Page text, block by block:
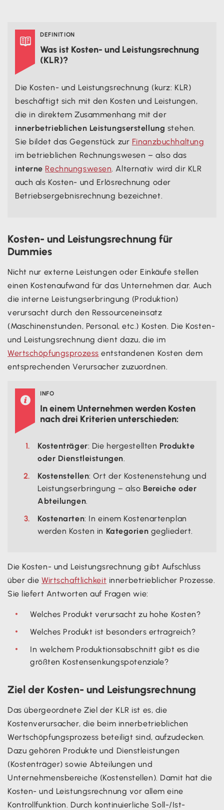
 DEFINITION
Was ist Kosten- und Leistungsrechnung
(KLR)?
Die Kosten- und Leistungsrechnung (kurz: KLR)
beschäftigt sich mit den Kosten und Leistungen,
die in direktem Zusammenhang mit der
innerbetrieblichen Leistungserstellung stehen.
Sie bildet das Gegenstück zur Finanzbuchhaltung
im betrieblichen Rechnungswesen – also das
interne Rechnungswesen. Alternativ wird dir KLR
auch als Kosten- und Erlösrechnung oder
Betriebsergebnisrechnung bezeichnet.
Kosten- und Leistungsrechnung für
Dummies
Nicht nur externe Leistungen oder Einkäufe stellen
einen Kostenaufwand für das Unternehmen dar. Auch
die interne Leistungserbringung (Produktion)
verursacht durch den Ressourceneinsatz
(Maschinenstunden, Personal, etc.) Kosten. Die Kosten-
und Leistungsrechnung dient dazu, die im
Wertschöpfungsprozess entstandenen Kosten dem
entsprechenden Verursacher zuzuordnen.
 INFO
In einem Unternehmen werden Kosten
nach drei Kriterien unterschieden:
Kostenträger: Die hergestellten Produkte
oder Dienstleistungen.
Kostenstellen: Ort der Kostenenstehung und
Leistungserbringung – also Bereiche oder
Abteilungen.
Kostenarten: In einem Kostenartenplan
werden Kosten in Kategorien gegliedert.
Die Kosten- und Leistungsrechnung gibt Aufschluss
über dieWirtschaftlichkeit innerbetrieblicher Prozesse.
Sie liefert Antworten auf Fragen wie:
Welches Produkt verursacht zu hohe Kosten?
Welches Produkt ist besonders ertragreich?
In welchem Produktionsabschnitt gibt es die
größten Kostensenkungspotenziale?
Ziel der Kosten- und Leistungsrechnung
Das übergeordnete Ziel der KLR ist es, die
Kostenverursacher, die beim innerbetrieblichen
Wertschöpfungsprozess beteiligt sind, aufzudecken.
Dazu gehören Produkte und Dienstleistungen
(Kostenträger) sowie Abteilungen und
Unternehmensbereiche (Kostenstellen). Damit hat die
Kosten- und Leistungsrechnung vor allem eine
Kontrollfunktion. Durch kontinuierliche Soll-/Ist-
Selbstkosten
Zusammenfassung